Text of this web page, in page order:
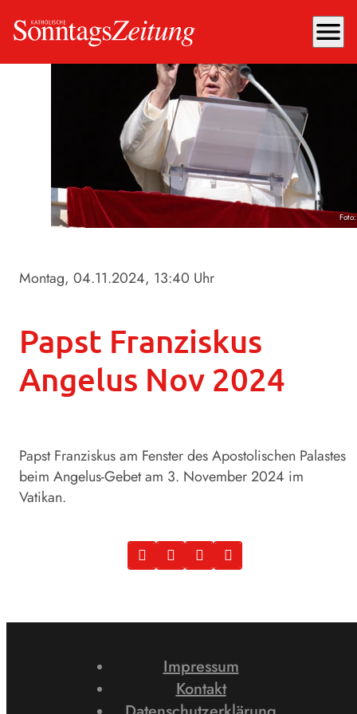
menu
Montag, 04.11.2024, 13:40 Uhr
Papst Franziskus
Angelus Nov 2024
Papst Franziskus am Fenster des Apostolischen Palastes
beim Angelus-Gebet am 3. November 2024 im
Vatikan.
Impressum
Kontakt